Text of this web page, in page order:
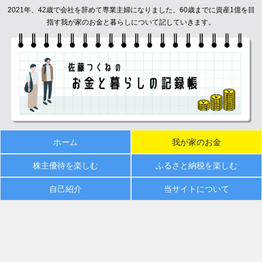
2021年、42歳で会社を辞めて専業主婦になりました。60歳までに資産1億を目
指す我が家のお金と暮らしについて記していきます。
ホーム 我が家のお金
株主優待を楽しむ ふるさと納税を楽しむ
自己紹介 当サイトについて